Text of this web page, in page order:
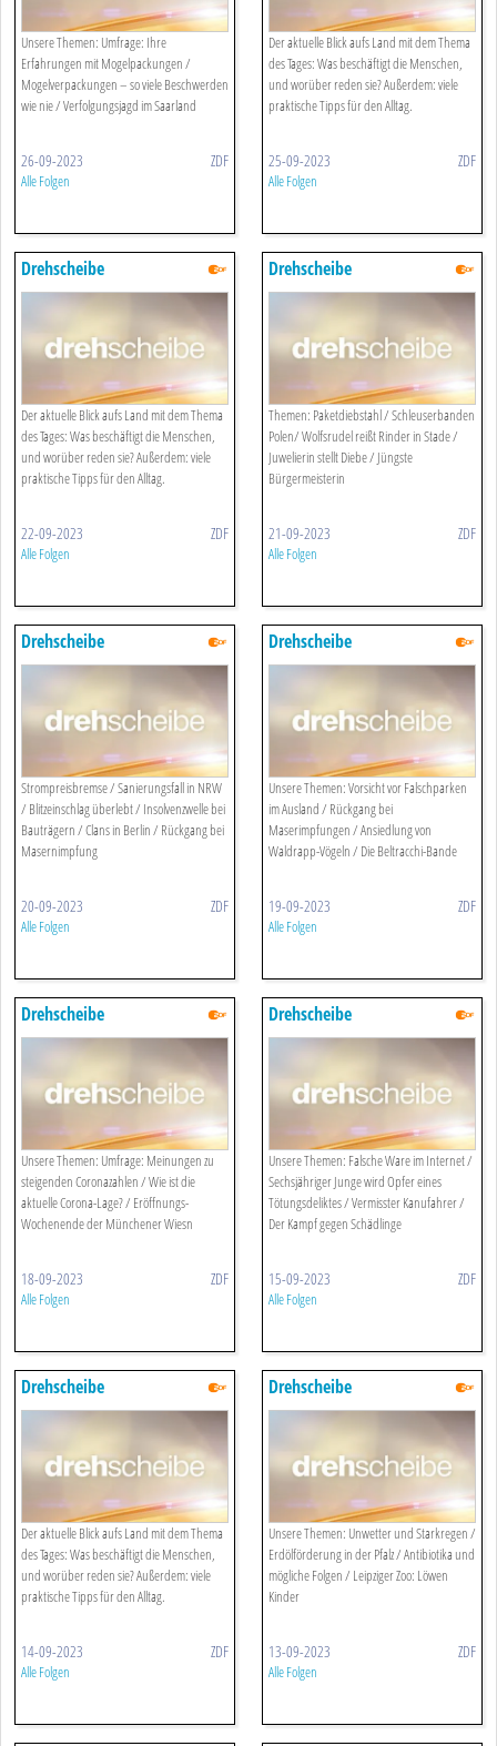
Unsere Themen: Umfrage: Ihre
Erfahrungen mit Mogelpackungen /
Mogelverpackungen – so viele Beschwerden
wie nie / Verfolgungsjagd im Saarland
26-09-2023 ZDF
Alle Folgen
Der aktuelle Blick aufs Land mit dem Thema
des Tages: Was beschäftigt die Menschen,
und worüber reden sie? Außerdem: viele
praktische Tipps für den Alltag.
25-09-2023 ZDF
Alle Folgen
Drehscheibe
Der aktuelle Blick aufs Land mit dem Thema
des Tages: Was beschäftigt die Menschen,
und worüber reden sie? Außerdem: viele
praktische Tipps für den Alltag.
22-09-2023 ZDF
Alle Folgen
Drehscheibe
Themen: Paketdiebstahl / Schleuserbanden
Polen/ Wolfsrudel reißt Rinder in Stade /
Juwelierin stellt Diebe / Jüngste
Bürgermeisterin
21-09-2023 ZDF
Alle Folgen
Drehscheibe
Strompreisbremse / Sanierungsfall in NRW
/ Blitzeinschlag überlebt / Insolvenzwelle bei
Bauträgern / Clans in Berlin / Rückgang bei
Masernimpfung
20-09-2023 ZDF
Alle Folgen
Drehscheibe
Unsere Themen: Vorsicht vor Falschparken
im Ausland / Rückgang bei
Maserimpfungen / Ansiedlung von
Waldrapp-Vögeln / Die Beltracchi-Bande
19-09-2023 ZDF
Alle Folgen
Drehscheibe
Unsere Themen: Umfrage: Meinungen zu
steigenden Coronazahlen / Wie ist die
aktuelle Corona-Lage? / Eröffnungs-
Wochenende der Münchener Wiesn
18-09-2023 ZDF
Alle Folgen
Drehscheibe
Unsere Themen: Falsche Ware im Internet /
Sechsjähriger Junge wird Opfer eines
Tötungsdeliktes / Vermisster Kanufahrer /
Der Kampf gegen Schädlinge
15-09-2023 ZDF
Alle Folgen
Drehscheibe
Der aktuelle Blick aufs Land mit dem Thema
des Tages: Was beschäftigt die Menschen,
und worüber reden sie? Außerdem: viele
praktische Tipps für den Alltag.
14-09-2023 ZDF
Alle Folgen
Drehscheibe
Unsere Themen: Unwetter und Starkregen /
Erdölförderung in der Pfalz / Antibiotika und
mögliche Folgen / Leipziger Zoo: Löwen
Kinder
13-09-2023 ZDF
Alle Folgen